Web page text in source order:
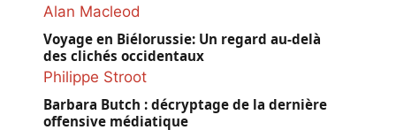
Alan Macleod
Voyage en Biélorussie: Un regard au-delà
des clichés occidentaux
Philippe Stroot
Barbara Butch : décryptage de la dernière
offensive médiatique